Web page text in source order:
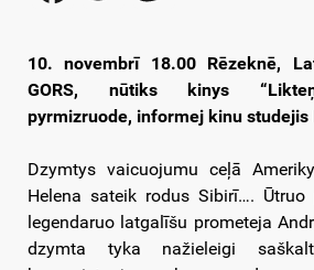
10. novembrī 18.00 Rēzeknē,
GORS, nūtiks kinys
pyrmizruode, informej kinu studejis
Dzymtys vaicuojumu ceļā
Helena sateik rodus Sibirī….
legendaruo latgalīšu prometeja
dzymta tyka nažieleigi